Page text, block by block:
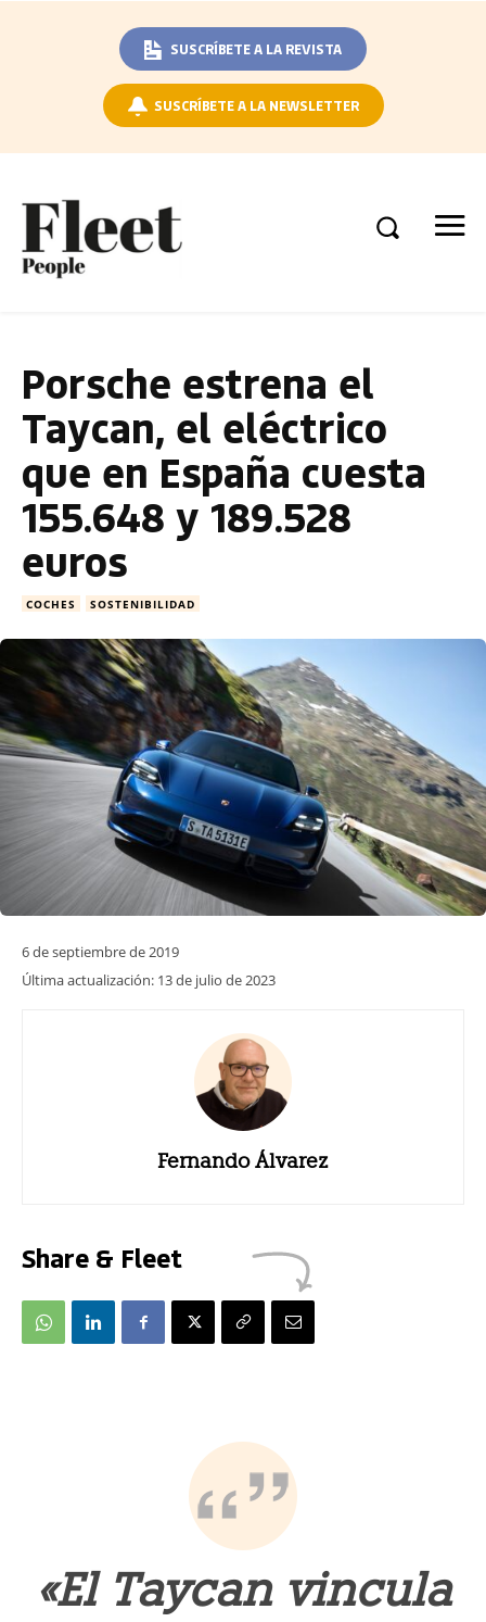
SUSCRÍBETE A LA REVISTA
SUSCRÍBETE A LA NEWSLETTER
Porsche estrena el
Taycan, el eléctrico
que en España cuesta
155.648 y 189.528
euros
COCHES SOSTENIBILIDAD
6 de septiembre de 2019
Última actualización: 13 de julio de 2023
Fernando Álvarez
Share & Fleet
«El Taycan vincula